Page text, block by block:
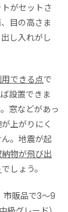
がセットさ
目の高さま
し入れがし
できる点で
設置できま
窓などがあっ
上がりにく
。地震が起
物が飛び出
でしょう。
市販品で3〜9